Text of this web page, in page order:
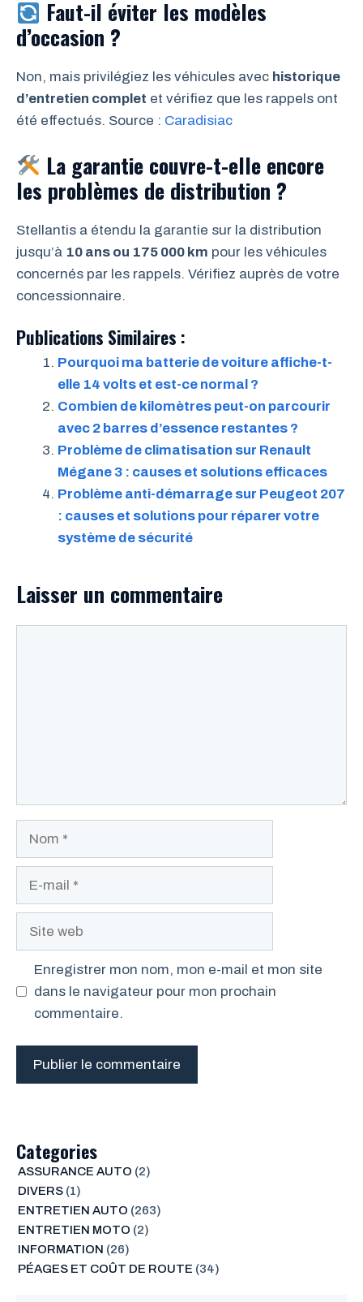
Faut-il éviter les modèles
d’occasion ?
Non, mais privilégiez les véhicules avec historique
d’entretien complet et vérifiez que les rappels ont
été effectués. Source : Caradisiac
La garantie couvre-t-elle encore
les problèmes de distribution ?
Stellantis a étendu la garantie sur la distribution
jusqu’à 10 ans ou 175 000 km pour les véhicules
concernés par les rappels. Vérifiez auprès de votre
concessionnaire.
Publications Similaires :
Pourquoi ma batterie de voiture affiche-t-
elle 14 volts et est-ce normal ?
Combien de kilomètres peut-on parcourir
avec 2 barres d’essence restantes ?
Problème de climatisation sur Renault
Mégane 3 : causes et solutions efficaces
Problème anti-démarrage sur Peugeot 207
: causes et solutions pour réparer votre
système de sécurité
Laisser un commentaire
Site
Enregistrer mon nom, mon e-mail et mon site
dans le navigateur pour mon prochain
commentaire.
Categories
ASSURANCE AUTO (2)
DIVERS(1)
ENTRETIEN AUTO (263)
ENTRETIEN MOTO (2)
INFORMATION (26)
PÉAGES ET COÛT DE ROUTE (34)